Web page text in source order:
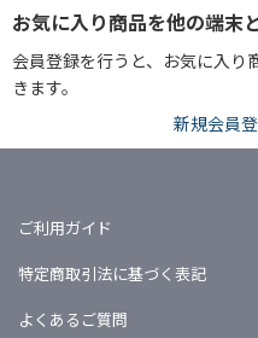
お気に入り商品を他の端末
会員登録を行うと、お気に入り
きます。
新規会員
ご利用ガイド
特定商取引法に基づく表記
よくあるご質問